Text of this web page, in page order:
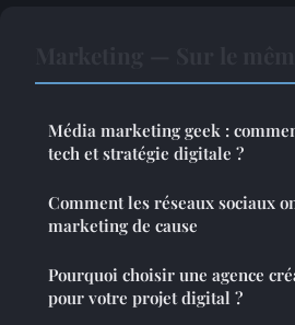
Média marketing geek :
tech et stratégie digitale ?
Comment les réseaux sociaux
marketing de cause
Pourquoi choisir une agence
pour votre projet digital ?